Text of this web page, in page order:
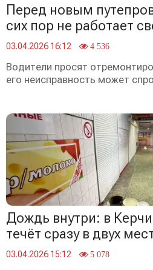
Перед новым
сих пор не работает
03.04.2026 16:12 4 536
Водители просят
его неисправность может
Дождь внутри: в
течёт сразу в двух
03.04.2026 15:12 5 078